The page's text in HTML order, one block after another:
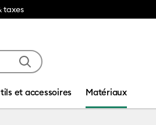
taxes
et accessoires Matériaux